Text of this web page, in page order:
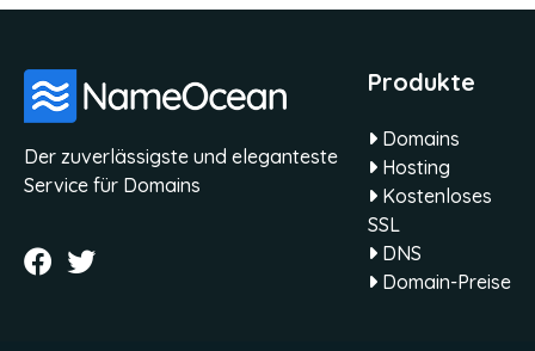
Der zuverlässigste und eleganteste
Service für Domains
Produkte
Domains
Hosting
Kostenloses
SSL
DNS
Domain-Preise